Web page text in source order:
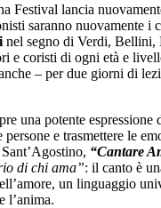
Festival lancia
saranno nuovamente i
nel segno di Verdi,
e coristi di ogni età e
– per due giorni di
una potente espressione
persone e trasmettere le
“Cantare
di chi ama”: il canto è
un linguaggio
l’anima.